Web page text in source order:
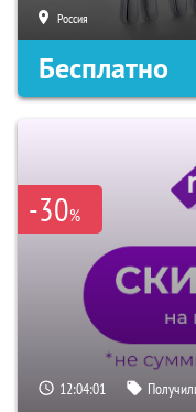
Россия
Бесплатно
-30%
12:04:00